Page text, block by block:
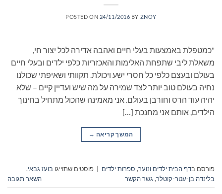
POSTED ON 24/11/2016 BY ZNOY
"כמטפלת באמצעות בעלי חיים ואהבה אדירה לכל יצור חי,
משאלת ליבי שתפחת האלימות והאכזריות כלפי ילדים ובעלי חיים
בעולם ובעצם כלפי כל חסרי ישע ויכולת. תקוותי ושאיפתי שכולנו
נחיה בעולם טוב יותר לצד שמירה על מה שיש ועדיין קיים – שלא
יהיה עוד הרס וחורבן בעולם. אני מאמינה שהכול מתחיל בחינוך
הילדים, אותם אני מחנכת […]
המשך קריאה →
פורסם בדף הבית ילדים ונוער, ספרות ילדים פוסטים שתוייגו בועז גבאי,
בלינדה בן-עטר-קוטלר, גשר הקשר השאר תגובה